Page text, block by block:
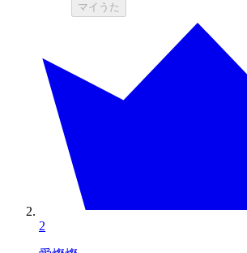
マイうた
2